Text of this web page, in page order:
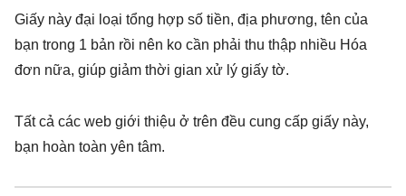
Giấy này đại loại tổng hợp số tiền, địa phương, tên của
bạn trong 1 bản rồi nên ko cần phải thu thập nhiều Hóa
đơn nữa, giúp giảm thời gian xử lý giấy tờ.
Tất cả các web giới thiệu ở trên đều cung cấp giấy này,
bạn hoàn toàn yên tâm.